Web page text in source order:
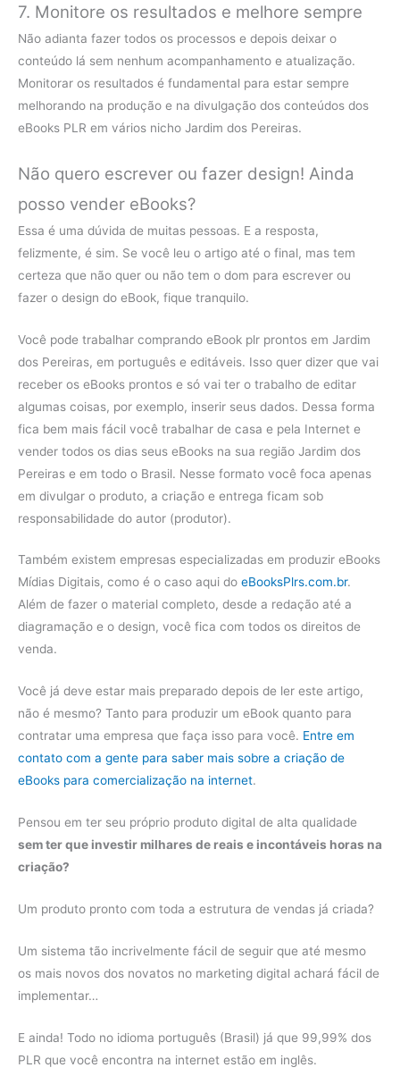
7. Monitore os resultados e melhore sempre
Não adianta fazer todos os processos e depois deixar o
conteúdo lá sem nenhum acompanhamento e atualização.
Monitorar os resultados é fundamental para estar sempre
melhorando na produção e na divulgação dos conteúdos dos
eBooks PLR em vários nicho Jardim dos Pereiras.
Não quero escrever ou fazer design! Ainda
posso vender eBooks?
Essa é uma dúvida de muitas pessoas. E a resposta,
felizmente, é sim. Se você leu o artigo até o final, mas tem
certeza que não quer ou não tem o dom para escrever ou
fazer o design do eBook, fique tranquilo.
Você pode trabalhar comprando eBook plr prontos em Jardim
dos Pereiras, em português e editáveis. Isso quer dizer que vai
receber os eBooks prontos e só vai ter o trabalho de editar
algumas coisas, por exemplo, inserir seus dados. Dessa forma
fica bem mais fácil você trabalhar de casa e pela Internet e
vender todos os dias seus eBooks na sua região Jardim dos
Pereiras e em todo o Brasil. Nesse formato você foca apenas
em divulgar o produto, a criação e entrega ficam sob
responsabilidade do autor (produtor).
Também existem empresas especializadas em produzir eBooks
Mídias Digitais, como é o caso aqui do eBooksPlrs.com.br.
Além de fazer o material completo, desde a redação até a
diagramação e o design, você fica com todos os direitos de
venda.
Você já deve estar mais preparado depois de ler este artigo,
não é mesmo? Tanto para produzir um eBook quanto para
contratar uma empresa que faça isso para você. Entre em
contato com a gente para saber mais sobre a criação de
eBooks para comercialização na internet.
Pensou em ter seu próprio produto digital de alta qualidade
sem ter que investir milhares de reais e incontáveis horas na
criação?
Um produto pronto com toda a estrutura de vendas já criada?
Um sistema tão incrivelmente fácil de seguir que até mesmo
os mais novos dos novatos no marketing digital achará fácil de
implementar…
E ainda! Todo no idioma português (Brasil) já que 99,99% dos
PLR que você encontra na internet estão em inglês.